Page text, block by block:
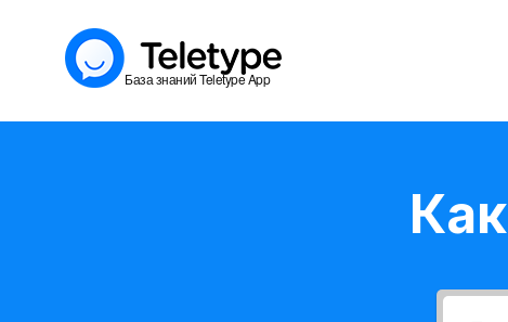
Перейти
База знаний Teletype App